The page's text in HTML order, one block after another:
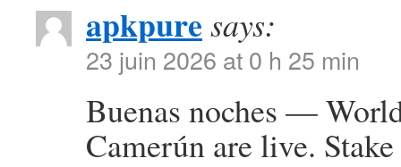
apkpure says:
23 juin 2026 at 0 h 25 min
Buenas noches —
Camerún are live.